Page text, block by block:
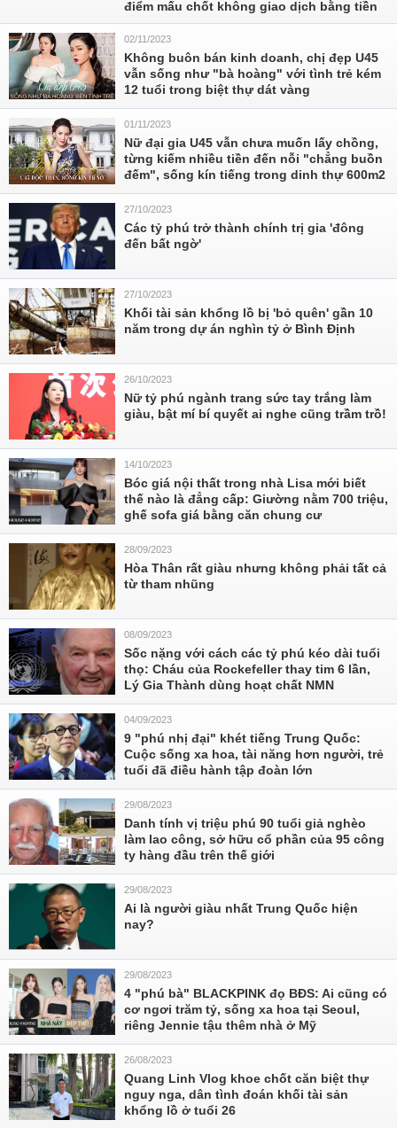
điểm mấu chốt không giao dịch bằng tiền
02/11/2023
Không buôn bán kinh doanh, chị đẹp U45
vẫn sống như "bà hoàng" với tình trẻ kém
12 tuổi trong biệt thự dát vàng
01/11/2023
Nữ đại gia U45 vẫn chưa muốn lấy chồng,
từng kiếm nhiều tiền đến nỗi "chẳng buồn
đếm", sống kín tiếng trong dinh thự 600m2
27/10/2023
Các tỷ phú trở thành chính trị gia 'đông
đến bất ngờ'
27/10/2023
Khối tài sản khổng lồ bị 'bỏ quên' gần 10
năm trong dự án nghìn tỷ ở Bình Định
26/10/2023
Nữ tỷ phú ngành trang sức tay trắng làm
giàu, bật mí bí quyết ai nghe cũng trầm trồ!
14/10/2023
Bóc giá nội thất trong nhà Lisa mới biết
thế nào là đẳng cấp: Giường nằm 700 triệu,
ghế sofa giá bằng căn chung cư
28/09/2023
Hòa Thân rất giàu nhưng không phải tất cả
từ tham nhũng
08/09/2023
Sốc nặng với cách các tỷ phú kéo dài tuổi
thọ: Cháu của Rockefeller thay tim 6 lần,
Lý Gia Thành dùng hoạt chất NMN
04/09/2023
9 "phú nhị đại" khét tiếng Trung Quốc:
Cuộc sống xa hoa, tài năng hơn người, trẻ
tuổi đã điều hành tập đoàn lớn
29/08/2023
Danh tính vị triệu phú 90 tuổi giả nghèo
làm lao công, sở hữu cổ phần của 95 công
ty hàng đầu trên thế giới
29/08/2023
Ai là người giàu nhất Trung Quốc hiện
nay?
29/08/2023
4 "phú bà" BLACKPINK đọ BĐS: Ai cũng có
cơ ngơi trăm tỷ, sống xa hoa tại Seoul,
riêng Jennie tậu thêm nhà ở Mỹ
26/08/2023
Quang Linh Vlog khoe chốt căn biệt thự
nguy nga, dân tình đoán khối tài sản
khổng lồ ở tuổi 26